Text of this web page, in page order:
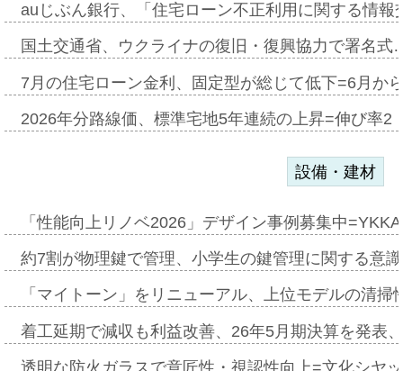
auじぶん銀行、「住宅ローン不正利用に関する情
国土交通省、ウクライナの復旧・復興協力で署名
7月の住宅ローン金利、固定型が総じて低下=6月か
2026年分路線価、標準宅地5年連続の上昇=伸び率
設備・建材
「性能向上リノベ2026」デザイン事例募集中
約7割が物理鍵で管理、小学生の鍵管理に関する意
「マイトーン」をリニューアル、上位モデルの清
着工延期で減収も利益改善、26年5月期決算を発表